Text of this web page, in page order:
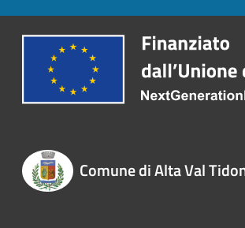
Comune di Alta Val